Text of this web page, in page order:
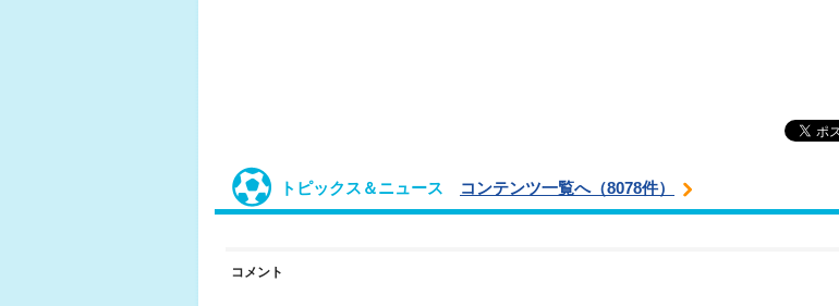
トピックス＆ニュース コンテンツ一覧へ（8078件）
コメント